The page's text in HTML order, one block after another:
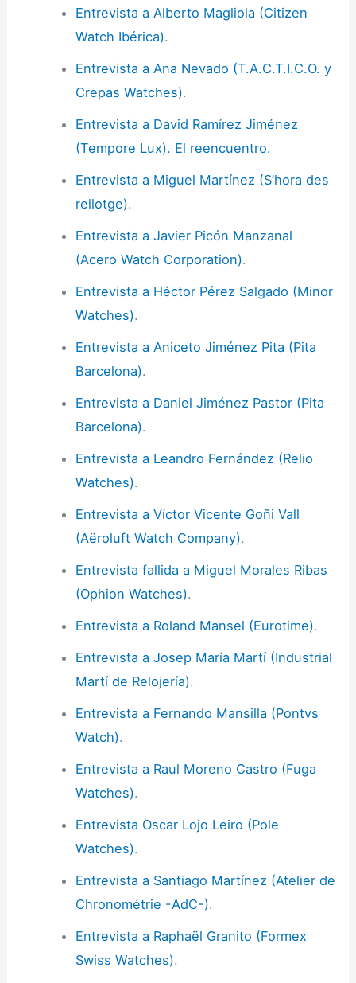
Entrevista a Alberto Magliola (Citizen
Watch Ibérica).
Entrevista a Ana Nevado (T.A.C.T.I.C.O. y
Crepas Watches).
Entrevista a David Ramírez Jiménez
(Tempore Lux). El reencuentro.
Entrevista a Miguel Martínez (S’hora des
rellotge).
Entrevista a Javier Picón Manzanal
(Acero Watch Corporation).
Entrevista a Héctor Pérez Salgado (Minor
Watches).
Entrevista a Aniceto Jiménez Pita (Pita
Barcelona).
Entrevista a Daniel Jiménez Pastor (Pita
Barcelona).
Entrevista a Leandro Fernández (Relio
Watches).
Entrevista a Víctor Vicente Goñi Vall
(Aëroluft Watch Company).
Entrevista fallida a Miguel Morales Ribas
(Ophion Watches).
Entrevista a Roland Mansel (Eurotime).
Entrevista a Josep María Martí (Industrial
Martí de Relojería).
Entrevista a Fernando Mansilla (Pontvs
Watch).
Entrevista a Raul Moreno Castro (Fuga
Watches).
Entrevista Oscar Lojo Leiro (Pole
Watches).
Entrevista a Santiago Martínez (Atelier de
Chronométrie -AdC-).
Entrevista a Raphaël Granito (Formex
Swiss Watches).